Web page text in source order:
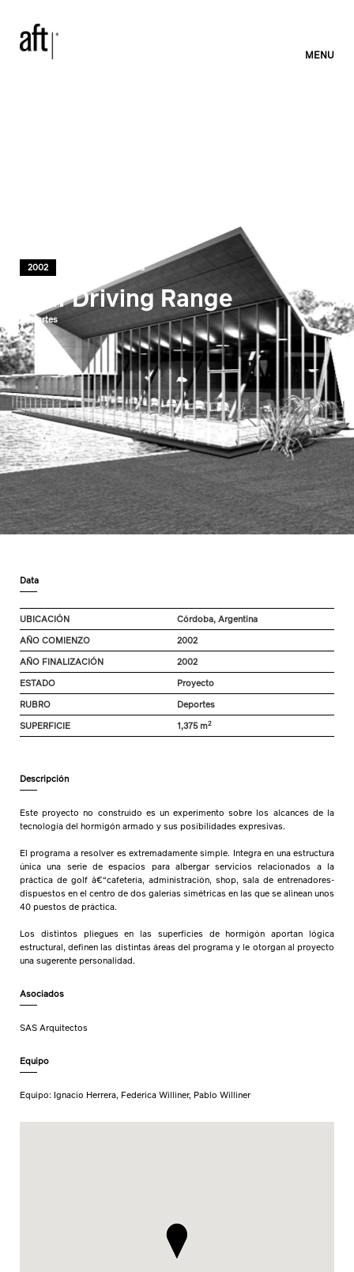
MENU
2002 Córdoba, Argentina
Golf Driving Range
Deportes
Data
UBICACIÓN
Córdoba, Argentina
AÑO COMIENZO
2002
AÑO FINALIZACIÓN
2002
ESTADO
Proyecto
RUBRO
Deportes
SUPERFICIE
1,375 m2
Descripción
Este proyecto no construido es un experimento sobre los alcances de la
tecnología del hormigón armado y sus posibilidades expresivas.
El programa a resolver es extremadamente simple. Integra en una estructura
única una serie de espacios para albergar servicios relacionados a la
práctica de golf â€“cafetería, administración, shop, sala de entrenadores-
dispuestos en el centro de dos galerías simétricas en las que se alinean unos
40 puestos de práctica.
Los distintos pliegues en las superficies de hormigón aportan lógica
estructural, definen las distintas áreas del programa y le otorgan al proyecto
una sugerente personalidad.
Asociados
SAS Arquitectos
Equipo
Equipo: Ignacio Herrera, Federica Williner, Pablo Williner